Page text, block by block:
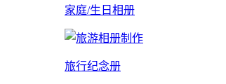
家庭/生日相册
旅行纪念册